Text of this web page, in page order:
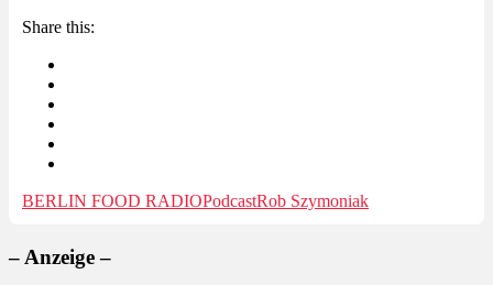
Share this:
BERLIN FOOD RADIOPodcastRob Szymoniak
– Anzeige –